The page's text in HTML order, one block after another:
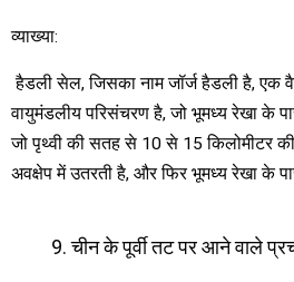
व्याख्या:
हैडली सेल, जिसका नाम जॉर्ज हैडली है, एक
वायुमंडलीय परिसंचरण है, जो भूमध्य रेखा के
जो पृथ्वी की सतह से 10 से 15 किलोमीटर
अवक्षेप में उतरती है, और फिर भूमध्य रेखा के
चीन के पूर्वी तट पर आने वाले